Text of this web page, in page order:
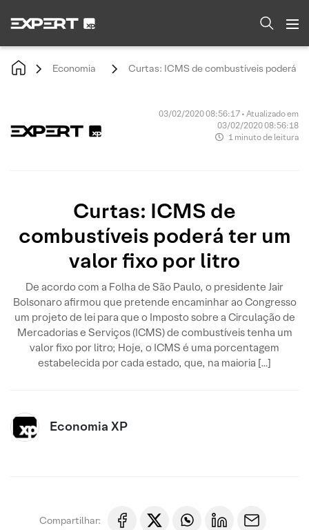
Economia Curtas: ICMS de combustíveis poderá
03/02/2020 08:56:17 • Atualizado em
03/02/2020 08:56:18
1 minuto de leitura
Curtas: ICMS de
combustíveis poderá ter um
valor fixo por litro
De acordo com a Folha de São Paulo, o presidente Jair
Bolsonaro afirmou que pretende encaminhar ao Congresso
um projeto de lei para que o Imposto sobre a Circulação de
Mercadorias e Serviços (ICMS) de combustíveis tenha um
valor fixo por litro; Hoje, o ICMS é uma porcentagem
estabelecida por cada estado, que, na maioria […]
Economia XP
Compartilhar: